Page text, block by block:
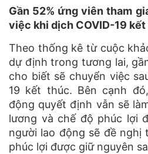
Gần 52% ứng viên tham
việc khi dịch COVID-19
Theo thống kê từ cuộc
dự định trong tương lai,
cho biết sẽ chuyển việc
19 kết thúc. Bên cạnh
động quyết định vẫn sẽ
lương và chế độ phúc lợi
người lao động sẽ đề nghị
phúc lợi được giữ nguyên